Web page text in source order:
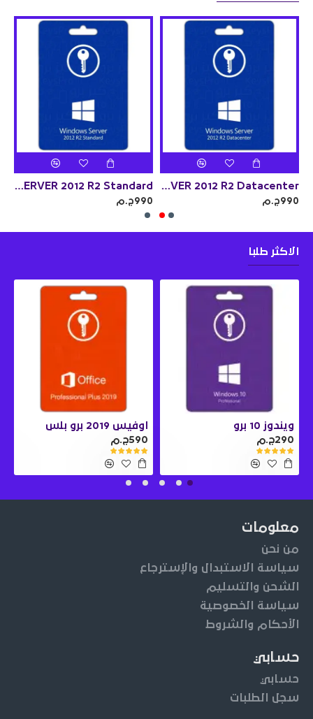
WINDOWS SERVER 2012 R2 Datacenter
990ج.م
WINDOWS SERVER 2012 R2 Standard
990ج.م
الاكثر طلبا
ويندوز 10 برو
290ج.م
اوفيس 2019 برو بلس
590ج.م
معلومات
من نحن
سياسة الاستبدال والإسترجاع
الشحن والتسليم
سياسة الخصوصية
الأحكام والشروط
حسابي
حسابي
سجل الطلبات